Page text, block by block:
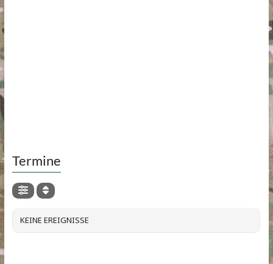
Termine
KEINE EREIGNISSE